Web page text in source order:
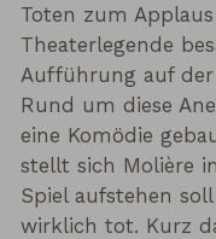
Toten zum
Theaterlegende
Aufführung auf
Rund um diese
eine Komödie
stellt sich Molière
Spiel aufstehen
wirklich tot. Kurz